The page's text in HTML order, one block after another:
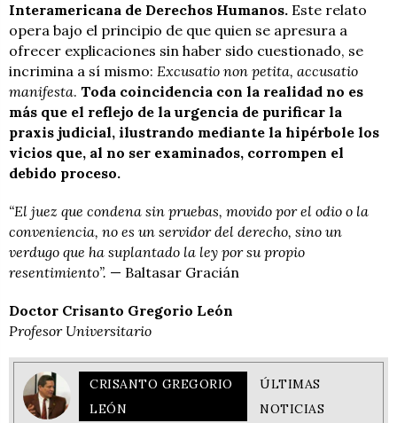
Interamericana de Derechos Humanos. Este relato
opera bajo el principio de que quien se apresura a
ofrecer explicaciones sin haber sido cuestionado, se
incrimina a sí mismo: Excusatio non petita, accusatio
manifesta. Toda coincidencia con la realidad no es
más que el reflejo de la urgencia de purificar la
praxis judicial, ilustrando mediante la hipérbole los
vicios que, al no ser examinados, corrompen el
debido proceso.
“El juez que condena sin pruebas, movido por el odio o la
conveniencia, no es un servidor del derecho, sino un
verdugo que ha suplantado la ley por su propio
resentimiento”. — Baltasar Gracián
Doctor Crisanto Gregorio León
Profesor Universitario
CRISANTO GREGORIO
LEÓN
ÚLTIMAS
NOTICIAS